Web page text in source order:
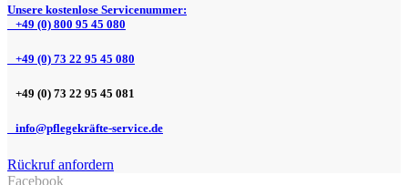
Unsere kostenlose Servicenummer:
+49 (0) 800 95 45 080
+49 (0) 73 22 95 45 080
+49 (0) 73 22 95 45 081
info@pflegekräfte-service.de
Rückruf anfordern
Facebook